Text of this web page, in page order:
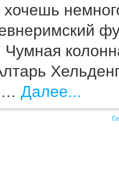
Далее...